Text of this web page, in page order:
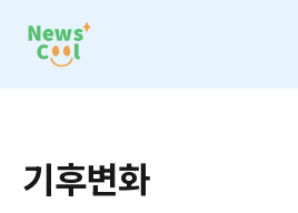
기후변화